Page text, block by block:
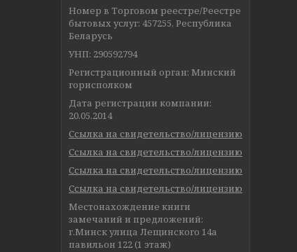
Номер в Торговом реестре/Реестре
бытовых услуг: 457255, Республика
Беларусь
УНП: 290592794
Регистрационный орган: Минский
горисполком
Дата регистрации компании:
20.05.2014
Ссылка на свидетельство/лицензию
Ссылка на свидетельство/лицензию
Ссылка на свидетельство/лицензию
Ссылка на свидетельство/лицензию
Местонахождение книги
замечаний и предложений:
г.Минск улица Лещинского 14а
павильон 122 (1 этаж)